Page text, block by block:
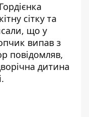
сітку та
що у
випав з
повідомляв,
дитина